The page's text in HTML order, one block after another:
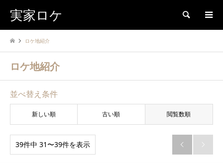
実家ロケ 検索
ロケ地紹介
ロケ地紹介
並べ替え条件
新しい順 古い順 閲覧数順
39件中 31〜39件を表示  